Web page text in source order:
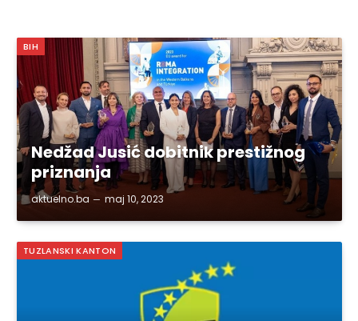
BIH
Nedžad Jusić dobitnik prestižnog
priznanja
aktuelno.ba maj 10, 2023
TUZLANSKI KANTON